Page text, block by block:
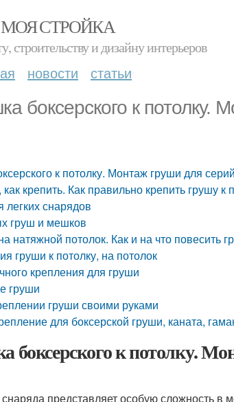
МОЯ СТРОЙКА
строительству и дизайну интерьеров
новости статьи
боксерского к потолку.
к потолку. Монтаж груши для
крепить. Как правильно крепить грушу к
снарядов
груш и мешков
натяжной потолок. Как и на что повесить
груши к потолку, на потолок
крепления для груши
груши
груши своими руками
для боксерской груши, каната,
боксерского к потолку.
представляет особую сложность